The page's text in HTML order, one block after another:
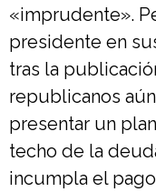
«imprudente».
presidente en
tras la
republicanos
presentar un
techo de la
incumpla el